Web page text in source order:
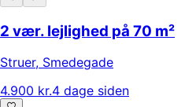
2 vær. lejlighed på 70 m²
Struer, Smedegade
4.900 kr.4 dage siden